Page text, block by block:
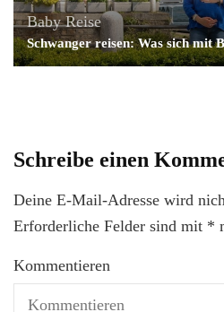
Baby Reise
Schwanger reisen: Was sich mit
Schreibe einen
Deine E-Mail-Adresse wird
Erforderliche Felder sind mit *
Kommentieren